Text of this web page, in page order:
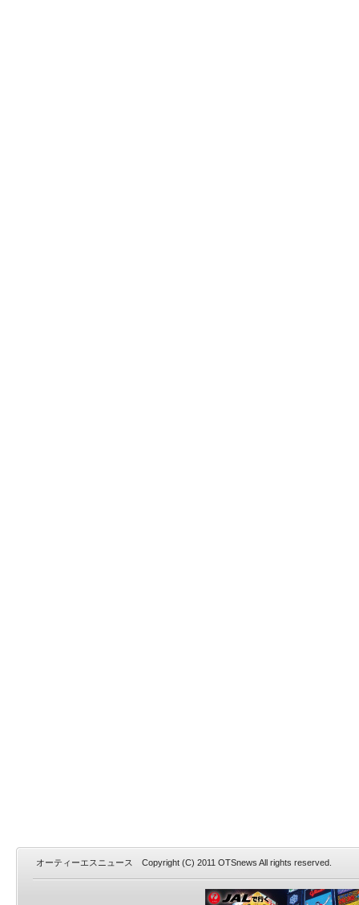
オーティーエスニュース Copyright (C) 2011 OTSnews All rights reserved.